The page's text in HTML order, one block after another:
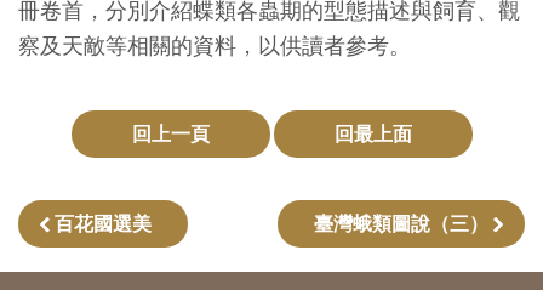
出
典
藏
冊卷首，分別介紹蝶類各蟲期的型態描述與飼育、觀
察及天敵等相關的資料，以供讀者參考。
回上一頁 回最上面
百花國選美 臺灣蛾類圖說（三）